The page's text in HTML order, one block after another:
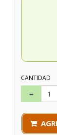
CANTIDAD